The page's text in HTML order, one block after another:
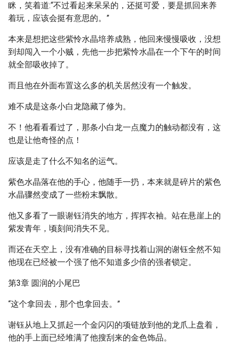
眯，笑着道:“不过看起来呆呆的，还挺可爱，要是抓回来养
着玩，应该会挺有意思的。”
本来是想把这些紫怜水晶培养成熟，他回来慢慢吸收，没想
到却闯入一个小贼，先他一步把紫怜水晶在一个下午的时间
就全部吸收掉了。
而且他在外面布置这么多的机关居然没有一个触发。
难不成是这条小白龙隐藏了修为。
不！他看看看过了，那条小白龙一点魔力的触动都没有，这
也是让他奇怪的点！
应该是走了什么不知名的运气。
紫色水晶落在他的手心，他随手一扔，本来就是碎片的紫色
水晶骤然变成了一些粉末飘散。
他又多看了一眼谢钰消失的地方，挥挥衣袖。站在悬崖上的
紫发青年，顷刻间消失不见。
而还在天空上，没有准确的目标寻找着山洞的谢钰全然不知
他现在已经被一个强了他不知道多少倍的强者锁定。
第3章 圆润的小尾巴
“这个拿回去，那个也拿回去。”
谢钰从地上又抓起一个金闪闪的项链放到他的龙爪上盘着，
他的手上面已经堆满了他搜刮来的金色饰品。